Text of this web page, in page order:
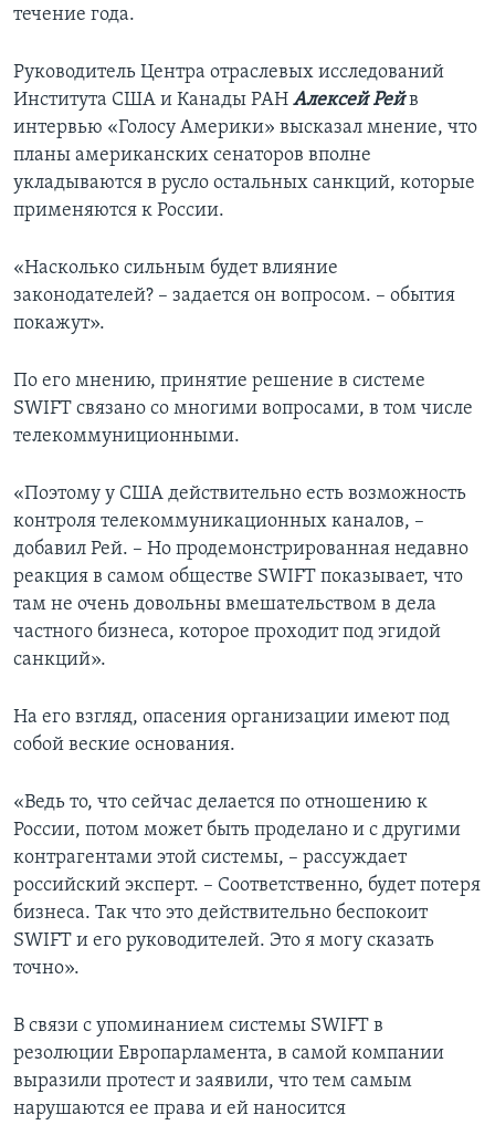
течение года.
Руководитель Центра отраслевых исследований
Института США и Канады РАН Алексей Рейв
интервью «Голосу Америки» высказал мнение, что
планы американских сенаторов вполне
укладываются в русло остальных санкций, которые
применяются к России.
«Насколько сильным будет влияние
законодателей? – задается он вопросом. – обытия
покажут».
По его мнению, принятие решение в системе
SWIFT связано со многими вопросами, в том числе
телекоммуниционными.
«Поэтому у США действительно есть возможность
контроля телекоммуникационных каналов, –
добавил Рей. – Но продемонстрированная недавно
реакция в самом обществе SWIFT показывает, что
там не очень довольны вмешательством в дела
частного бизнеса, которое проходит под эгидой
санкций».
На его взгляд, опасения организации имеют под
собой веские основания.
«Ведь то, что сейчас делается по отношению к
России, потом может быть проделано и с другими
контрагентами этой системы, – рассуждает
российский эксперт. – Соответственно, будет потеря
бизнеса. Так что это действительно беспокоит
SWIFT и его руководителей. Это я могу сказать
точно».
В связи с упоминанием системы SWIFT в
резолюции Европарламента, в самой компании
выразили протест и заявили, что тем самым
нарушаются ее права и ей наносится